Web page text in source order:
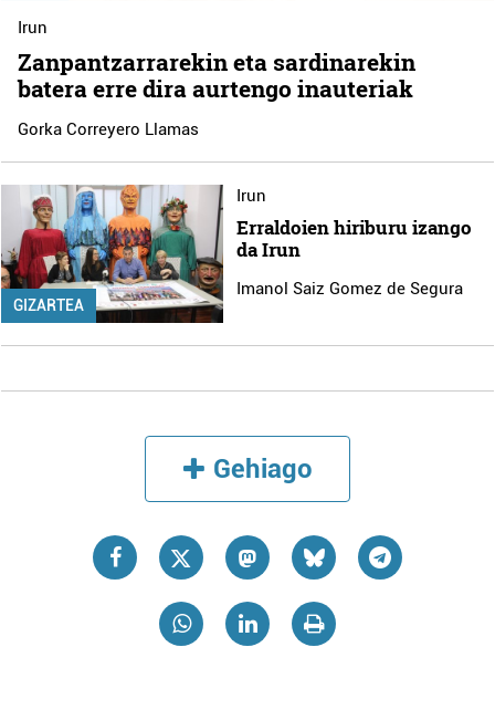
Irun
Zanpantzarrarekin eta sardinarekin
batera erre dira aurtengo inauteriak
Gorka Correyero Llamas
GIZARTEA
Irun
Erraldoien hiriburu izango
da Irun
Imanol Saiz Gomez de Segura
Gehiago